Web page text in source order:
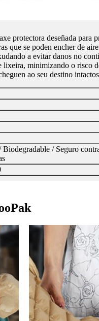
protectora deseñada
que se poden encher de
a evitar danos no
minimizando o risco
ao seu destino
/ Seguro